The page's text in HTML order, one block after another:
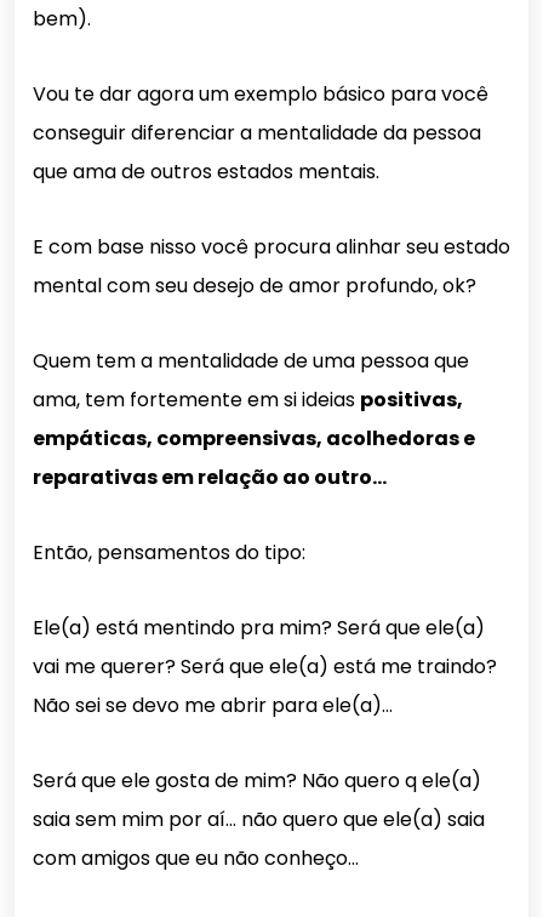
bem).
Vou te dar agora um exemplo básico para você
conseguir diferenciar a mentalidade da pessoa
que ama de outros estados mentais.
E com base nisso você procura alinhar seu estado
mental com seu desejo de amor profundo, ok?
Quem tem a mentalidade de uma pessoa que
ama, tem fortemente em si ideias positivas,
empáticas, compreensivas, acolhedoras e
reparativas em relação ao outro…
Então, pensamentos do tipo:
Ele(a) está mentindo pra mim? Será que ele(a)
vai me querer? Será que ele(a) está me traindo?
Não sei se devo me abrir para ele(a)…
Será que ele gosta de mim? Não quero q ele(a)
saia sem mim por aí… não quero que ele(a) saia
com amigos que eu não conheço…